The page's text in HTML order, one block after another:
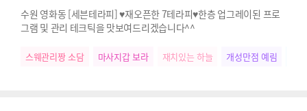
수원 영화동 [세븐테라피] ♥재오픈한 7테라피♥한층 업그레이된 프로
그램 및 관리 테크틱을 맛보여드리겠습니다^^
스웨관리짱 소담 마사지갑 보라 재치있는 하늘 개성만점 예림